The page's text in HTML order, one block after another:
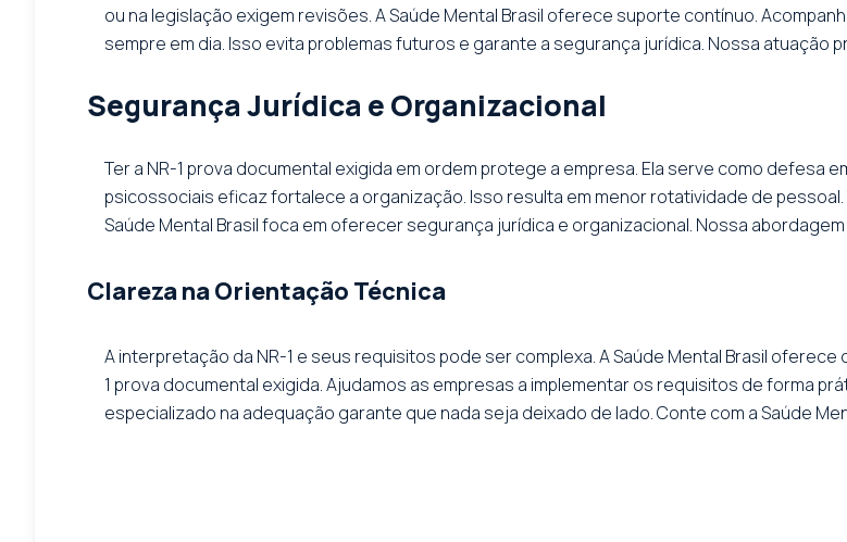
ou na legislação exigem revisões. A Saúde Mental Brasil oferece suporte contínuo.
sempre em dia. Isso evita problemas futuros e garante a segurança jurídica. Nossa atuação
Segurança Jurídica e Organizacional
Ter a NR-1 prova documental exigida em ordem protege a empresa. Ela serve como defesa
psicossociais eficaz fortalece a organização. Isso resulta em menor rotatividade de
Saúde Mental Brasil foca em oferecer segurança jurídica e organizacional. Nossa
Clareza na Orientação Técnica
A interpretação da NR-1 e seus requisitos pode ser complexa. A Saúde Mental Brasil
1 prova documental exigida. Ajudamos as empresas a implementar os requisitos de forma
especializado na adequação garante que nada seja deixado de lado. Conte com a Saúde